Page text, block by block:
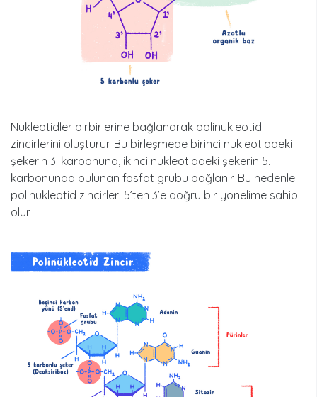
Nükleotidler birbirlerine bağlanarak polinükleotid
zincirlerini oluşturur. Bu birleşmede birinci nükleotiddeki
şekerin 3. karbonuna, ikinci nükleotiddeki şekerin 5.
karbonunda bulunan fosfat grubu bağlanır. Bu nedenle
polinükleotid zincirleri 5’ten 3’e doğru bir yönelime sahip
olur.